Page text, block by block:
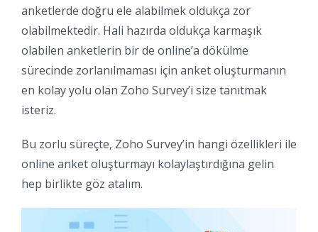
anketlerde doğru ele alabilmek oldukça zor
olabilmektedir. Hali hazırda oldukça karmaşık
olabilen anketlerin bir de online’a dökülme
sürecinde zorlanılmaması için anket oluşturmanın
en kolay yolu olan Zoho Survey’i size tanıtmak
isteriz.
Bu zorlu süreçte, Zoho Survey’in hangi özellikleri ile
online anket oluşturmayı kolaylaştırdığına gelin
hep birlikte göz atalım.